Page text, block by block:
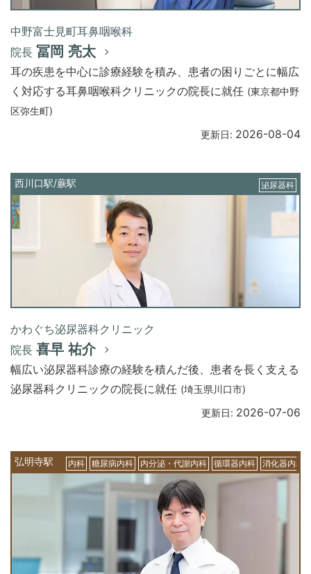
中野富士見町耳鼻咽喉科
院長 冨岡 亮太
耳の疾患を中心に診療経験を積み、患者の困りごとに幅広
く対応する耳鼻咽喉科クリニックの院長に就任 (東京都中野
区弥生町)
更新日: 2026-08-04
かわぐち泌尿器科クリニック
院長 喜早 祐介
幅広い泌尿器科診療の経験を積んだ後、患者を長く支える
泌尿器科クリニックの院長に就任 (埼玉県川口市)
西川口駅/蕨駅 泌尿器科
更新日: 2026-07-06
弘明寺駅 内科 糖尿病内科 内分泌・代謝内科 循環器内科 消化器内科